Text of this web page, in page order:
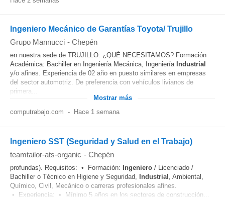
Ingeniero Mecánico de Garantías Toyota/ Trujillo
Grupo Mannucci - Chepén
en nuestra sede de TRUJILLO: ¿QUÉ NECESITAMOS? Formación
Académica: Bachiller en Ingeniería Mecánica, Ingeniería Industrial
y/o afines. Experiencia de 02 año en puesto similares en empresas
del sector automotriz. De preferencia con vehículos livianos de
primera...
Mostrar más
computrabajo.com - Hace 1 semana
Ingeniero SST (Seguridad y Salud en el Trabajo)
teamtailor-ats-organic - Chepén
profundas). Requisitos: • Formación: Ingeniero / Licenciado /
Bachiller o Técnico en Higiene y Seguridad,
Industrial , Ambiental,
Químico, Civil, Mecánico o carreras profesionales afines.
• Experiencia: • Mínimo 5 años en los sectores de construcción...